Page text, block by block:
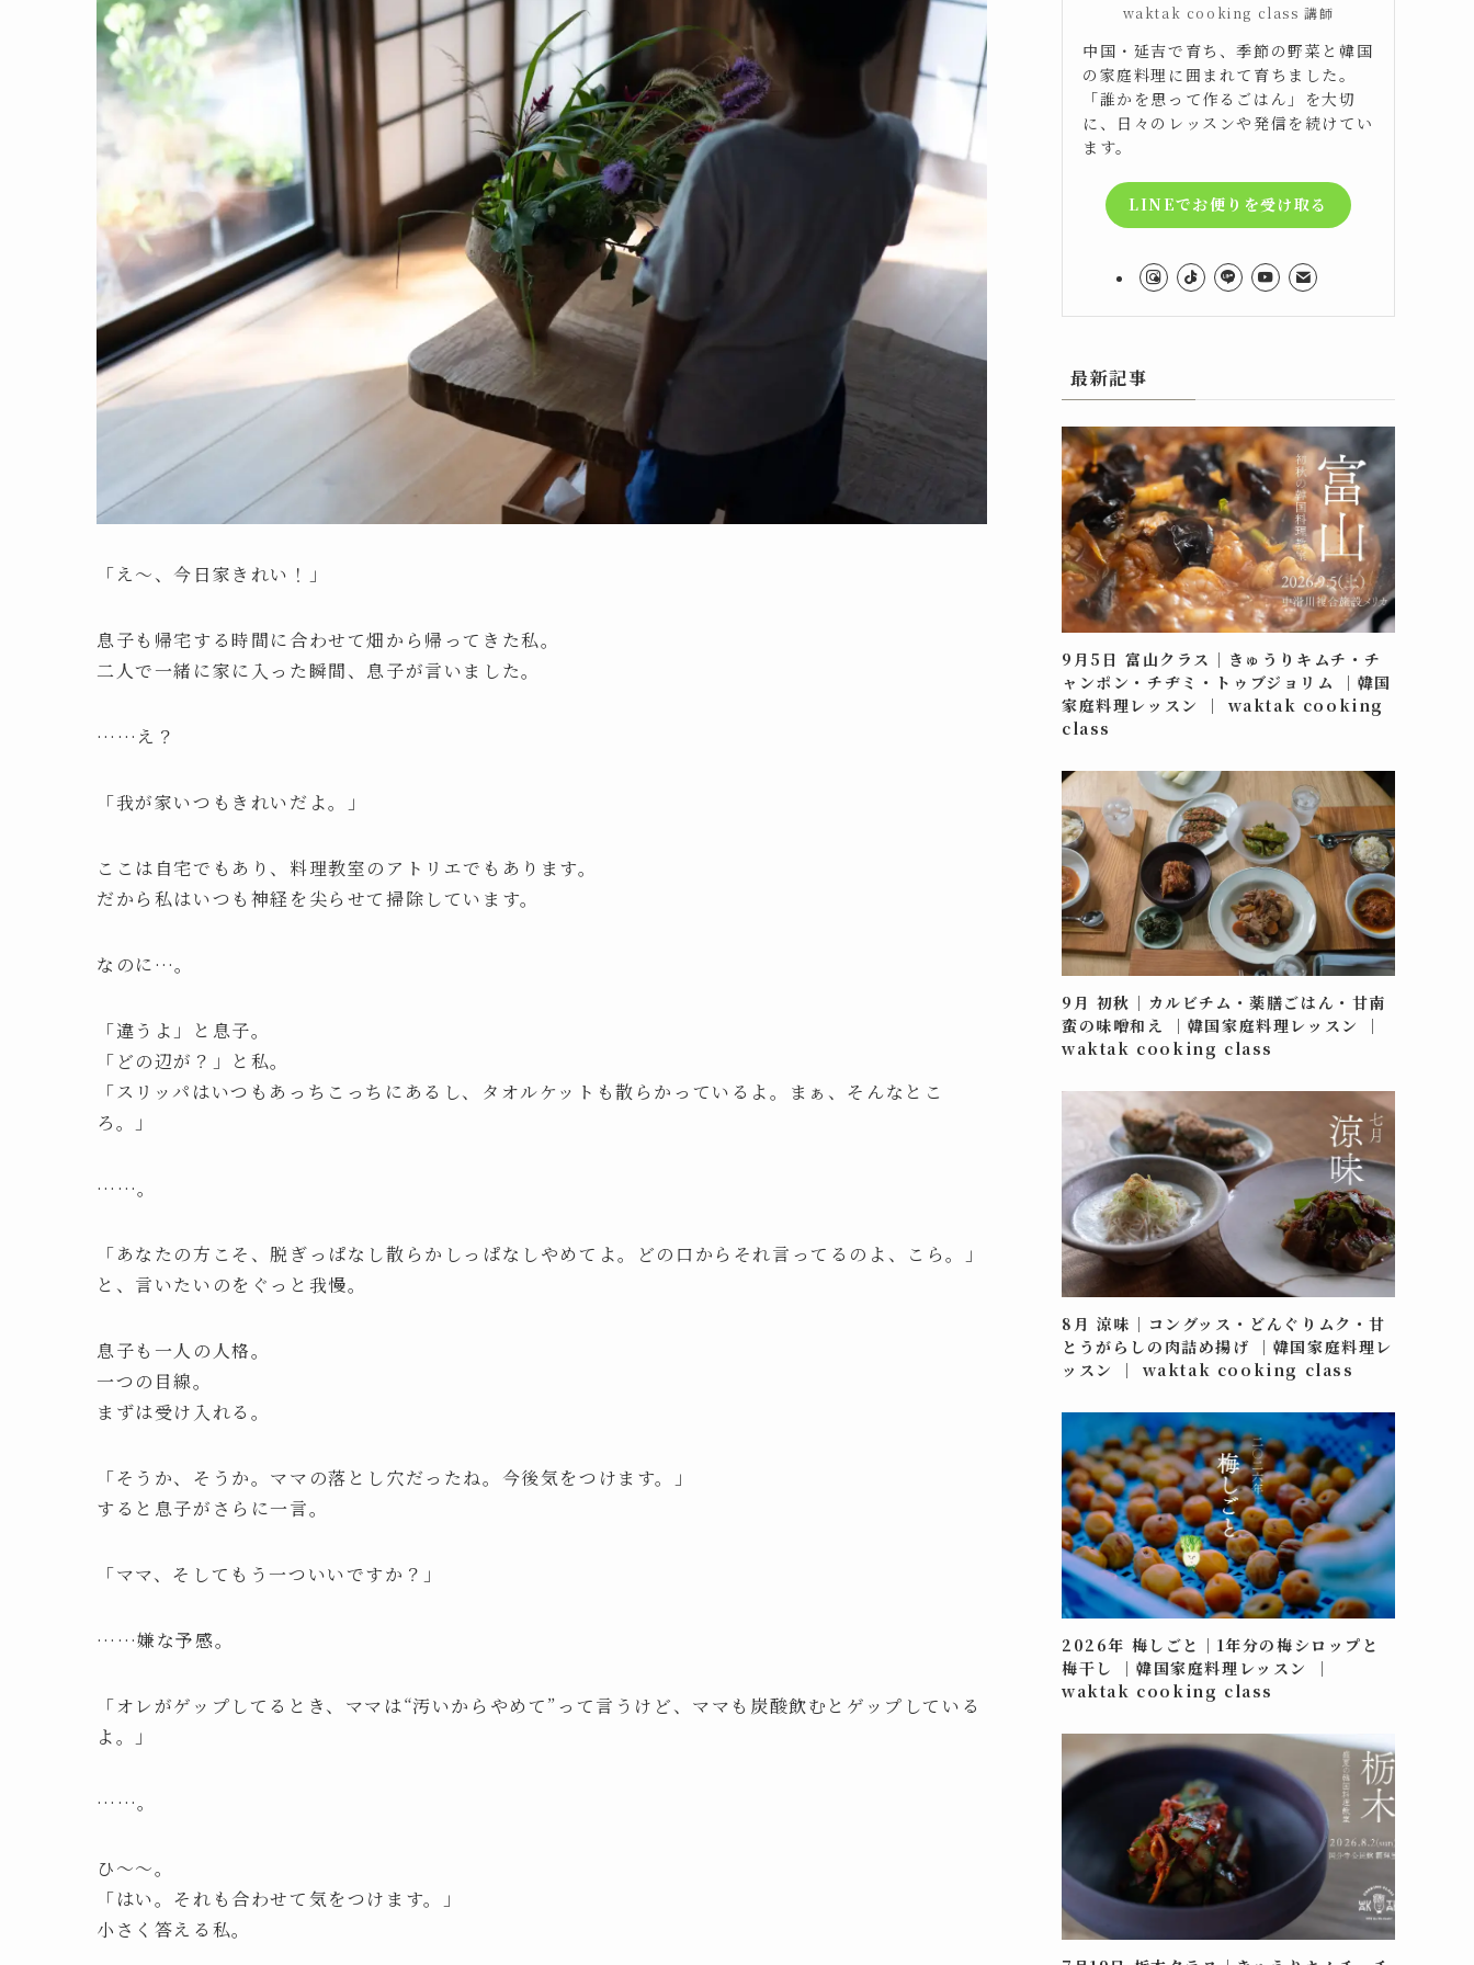
「え〜、今日家きれい！」
息子も帰宅する時間に合わせて畑から帰ってきた私。
二人で一緒に家に入った瞬間、息子が言いました。
……え？
「我が家いつもきれいだよ。」
ここは自宅でもあり、料理教室のアトリエでもあります。
だから私はいつも神経を尖らせて掃除しています。
なのに…。
「違うよ」と息子。
「どの辺が？」と私。
「スリッパはいつもあっちこっちにあるし、タオルケットも散らかっているよ。まぁ、そんなとこ
ろ。」
……。
「あなたの方こそ、脱ぎっぱなし散らかしっぱなしやめてよ。どの口からそれ言ってるのよ、こら。」
と、言いたいのをぐっと我慢。
息子も一人の人格。
一つの目線。
まずは受け入れる。
「そうか、そうか。ママの落とし穴だったね。今後気をつけます。」
すると息子がさらに一言。
「ママ、そしてもう一ついいですか？」
……嫌な予感。
「オレがゲップしてるとき、ママは“汚いからやめて”って言うけど、ママも炭酸飲むとゲップしている
よ。」
……。
ひ〜〜。
「はい。それも合わせて気をつけます。」
小さく答える私。
waktak cooking class 講師
中国・延吉で育ち、季節の野菜と韓国
の家庭料理に囲まれて育ちました。
「誰かを思って作るごはん」を大切
に、日々のレッスンや発信を続けてい
ます。
LINEでお便りを受け取る
最新記事
9月5日 富山クラス｜きゅうりキムチ・チ
ャンポン・チヂミ・トゥブジョリム ｜韓国
家庭料理レッスン ｜ waktak cooking
class
9月 初秋｜カルビチム・薬膳ごはん・甘南
蛮の味噌和え ｜韓国家庭料理レッスン ｜
waktak cooking class
8月 涼味｜コングッス・どんぐりムク・甘
とうがらしの肉詰め揚げ ｜韓国家庭料理レ
ッスン ｜ waktak cooking class
2026年 梅しごと｜1年分の梅シロップと
梅干し ｜韓国家庭料理レッスン ｜
waktak cooking class